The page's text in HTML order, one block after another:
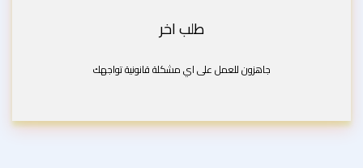
طلب اخر
جاهزون للعمل على اي مشكلة قانونية تواجهك